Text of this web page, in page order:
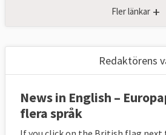
Fler länkar +
Redaktörens
News in English –
flera språk